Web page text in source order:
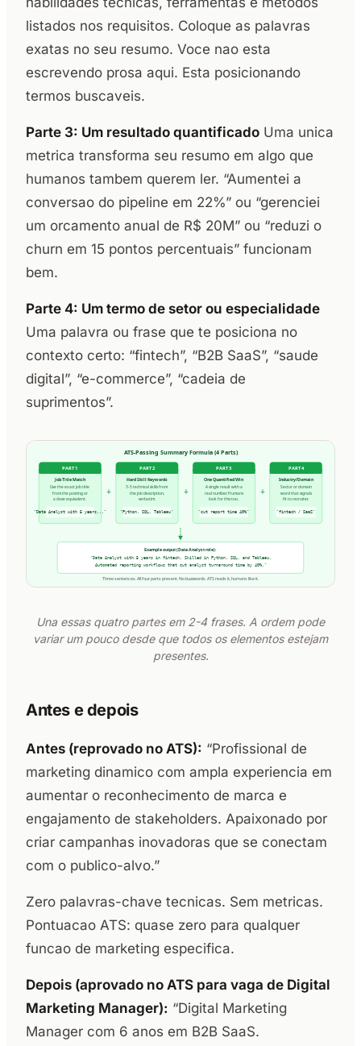
listados nos requisitos. Coloque as palavras
exatas no seu resumo. Voce nao esta
escrevendo prosa aqui. Esta posicionando
termos buscaveis.
Parte 3: Um resultado quantificado Uma unica
metrica transforma seu resumo em algo que
humanos tambem querem ler. “Aumentei a
conversao do pipeline em 22%” ou “gerenciei
um orcamento anual de R$ 20M” ou “reduzi o
churn em 15 pontos percentuais” funcionam
bem.
Parte 4: Um termo de setor ou especialidade
Uma palavra ou frase que te posiciona no
contexto certo: “fintech”, “B2B SaaS”, “saude
digital”, “e-commerce”, “cadeia de
suprimentos”.
Una essas quatro partes em 2-4 frases. A ordem pode
variar um pouco desde que todos os elementos estejam
presentes.
Antes e depois
Antes (reprovado no ATS): “Profissional de
marketing dinamico com ampla experiencia em
aumentar o reconhecimento de marca e
engajamento de stakeholders. Apaixonado por
criar campanhas inovadoras que se conectam
com o publico-alvo.”
Zero palavras-chave tecnicas. Sem metricas.
Pontuacao ATS: quase zero para qualquer
funcao de marketing especifica.
Depois (aprovado no ATS para vaga de Digital
Marketing Manager): “Digital Marketing
Manager com 6 anos em B2B SaaS.